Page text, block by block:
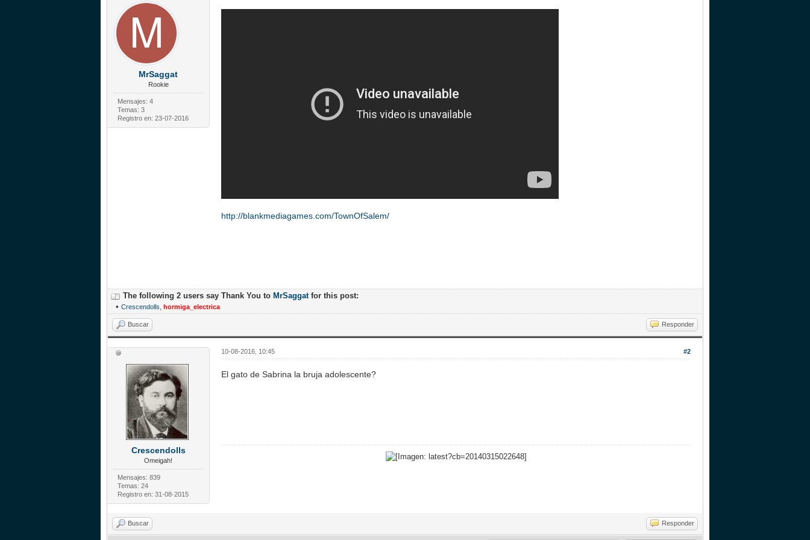
MrSaggat
Rookie
Mensajes: 4
Temas: 3
Registro en: 23-07-2016
http://blankmediagames.com/TownOfSalem/
The following 2 users say Thank You to MrSaggatfor this post:
• Crescendolls hormiga_electrica
Buscar Responder
Crescendolls
Omeigah!
Mensajes: 839
Temas: 24
Registro en: 31-08-2015
#2
10-08-2016, 10:45
El gato de Sabrina la bruja adolescente?
Buscar Responder